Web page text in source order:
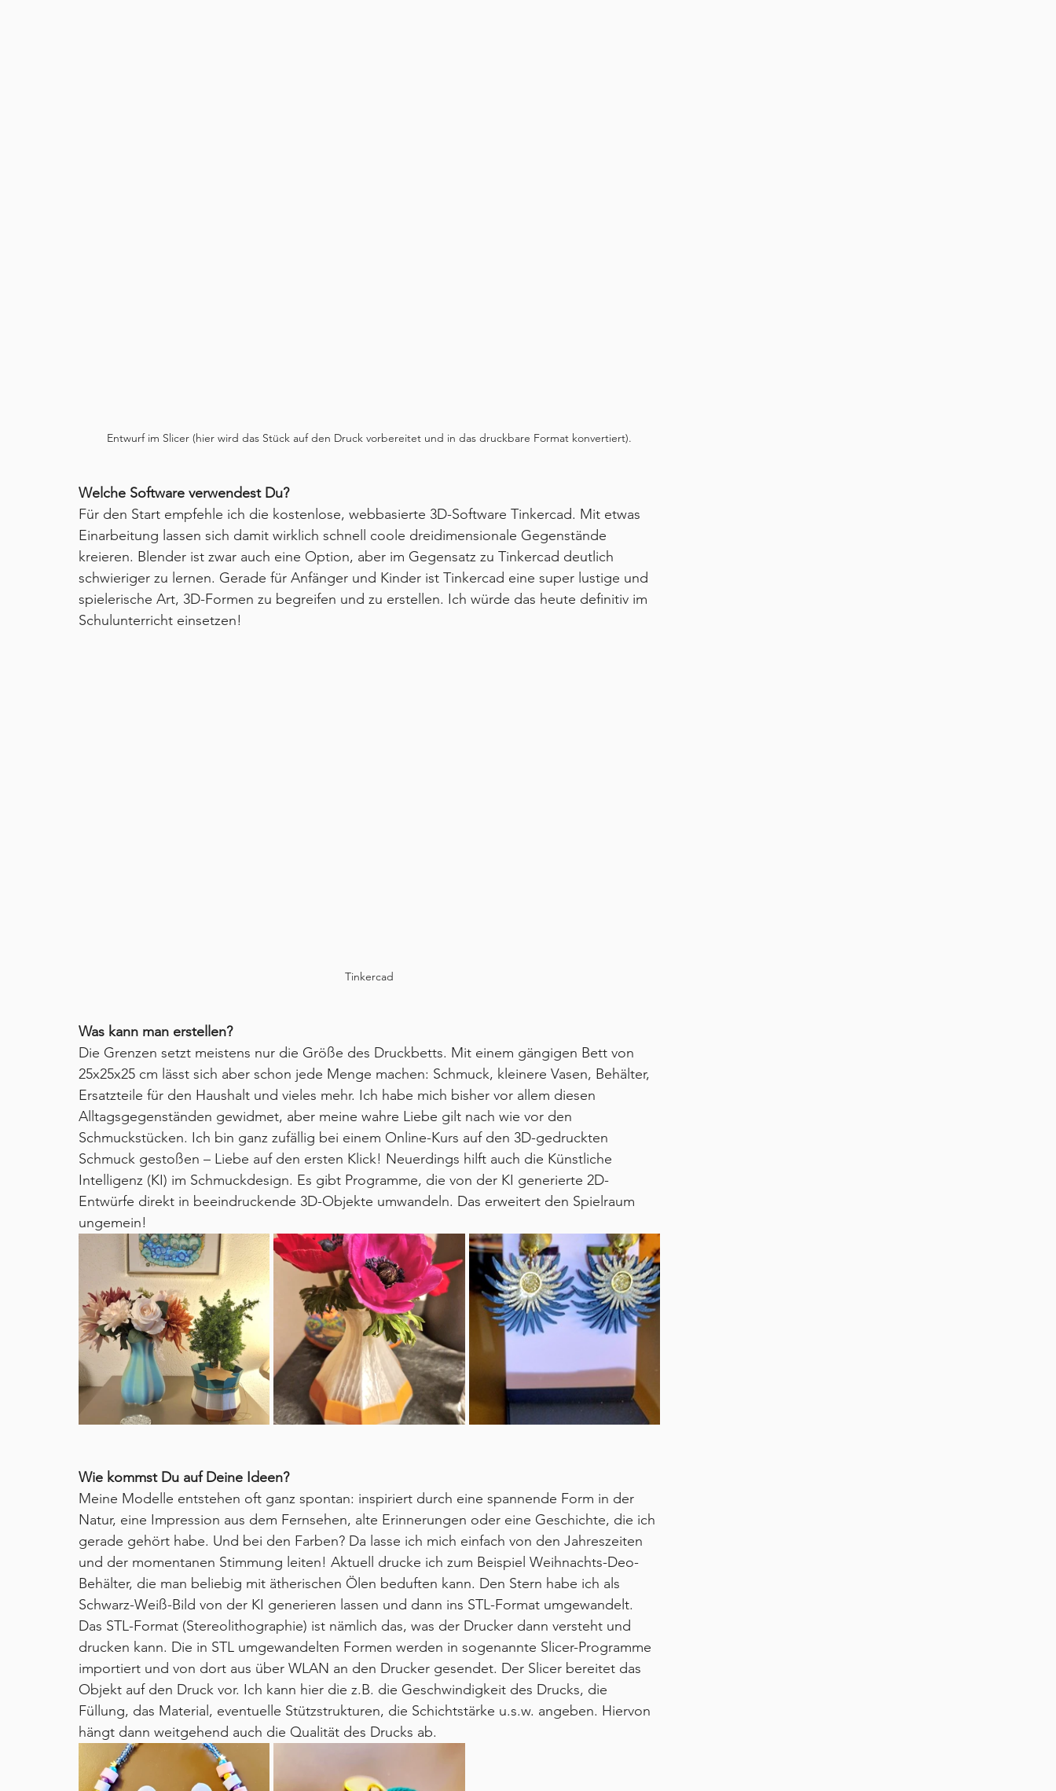
Entwurf im Slicer (hier wird das Stück auf den Druck vorbereitet und in das druckbare Format konvertiert).
Welche Software verwendest Du?
Für den Start empfehle ich die kostenlose, webbasierte 3D-Software Tinkercad. Mit etwas
Einarbeitung lassen sich damit wirklich schnell coole dreidimensionale Gegenstände
kreieren. Blender ist zwar auch eine Option, aber im Gegensatz zu Tinkercad deutlich
schwieriger zu lernen. Gerade für Anfänger und Kinder ist Tinkercad eine super lustige und
spielerische Art, 3D-Formen zu begreifen und zu erstellen. Ich würde das heute definitiv im
Schulunterricht einsetzen!
Tinkercad
Was kann man erstellen?
Die Grenzen setzt meistens nur die Größe des Druckbetts. Mit einem gängigen Bett von
25x25x25 cm lässt sich aber schon jede Menge machen: Schmuck, kleinere Vasen, Behälter,
Ersatzteile für den Haushalt und vieles mehr. Ich habe mich bisher vor allem diesen
Alltagsgegenständen gewidmet, aber meine wahre Liebe gilt nach wie vor den
Schmuckstücken. Ich bin ganz zufällig bei einem Online-Kurs auf den 3D-gedruckten
Schmuck gestoßen – Liebe auf den ersten Klick! Neuerdings hilft auch die Künstliche
Intelligenz (KI) im Schmuckdesign. Es gibt Programme, die von der KI generierte 2D-
Entwürfe direkt in beeindruckende 3D-Objekte umwandeln. Das erweitert den Spielraum
ungemein!
Wie kommst Du auf Deine Ideen?
Meine Modelle entstehen oft ganz spontan: inspiriert durch eine spannende Form in der
Natur, eine Impression aus dem Fernsehen, alte Erinnerungen oder eine Geschichte, die ich
gerade gehört habe. Und bei den Farben? Da lasse ich mich einfach von den Jahreszeiten
und der momentanen Stimmung leiten! Aktuell drucke ich zum Beispiel Weihnachts-Deo-
Behälter, die man beliebig mit ätherischen Ölen beduften kann. Den Stern habe ich als
Schwarz-Weiß-Bild von der KI generieren lassen und dann ins STL-Format umgewandelt.
Das STL-Format (Stereolithographie) ist nämlich das, was der Drucker dann versteht und
drucken kann. Die in STL umgewandelten Formen werden in sogenannte Slicer-Programme
importiert und von dort aus über WLAN an den Drucker gesendet. Der Slicer bereitet das
Objekt auf den Druck vor. Ich kann hier die z.B. die Geschwindigkeit des Drucks, die
Füllung, das Material, eventuelle Stützstrukturen, die Schichtstärke u.s.w. angeben. Hiervon
hängt dann weitgehend auch die Qualität des Drucks ab.